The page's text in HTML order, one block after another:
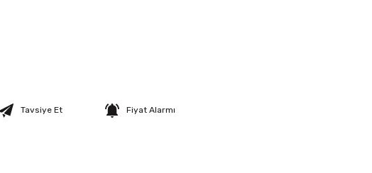
Tavsiye Et Fiyat Alarmı